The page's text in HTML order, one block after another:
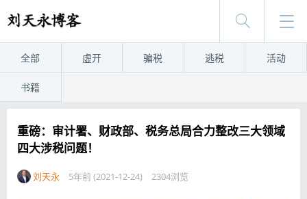
全部 虚开 骗税 逃税 活动
书籍
重磅：审计署、财政部、税务总局合力整改三大领域
四大涉税问题！
刘天永 5年前 (2021-12-24) 2304浏览